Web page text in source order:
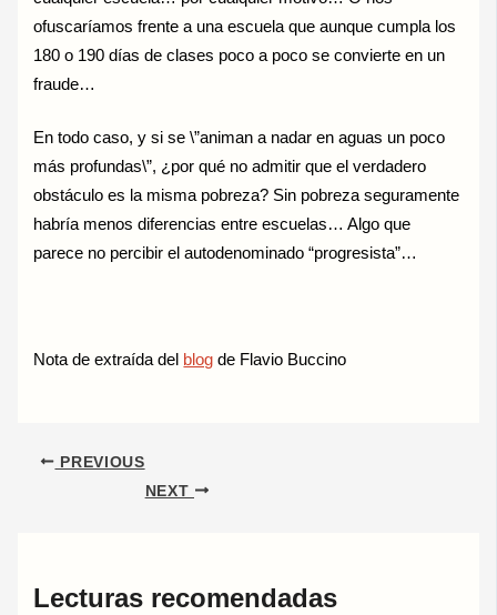
ofuscaríamos frente a una escuela que aunque cumpla los
180 o 190 días de clases poco a poco se convierte en un
fraude…
En todo caso, y si se \”animan a nadar en aguas un poco
más profundas\”, ¿por qué no admitir que el verdadero
obstáculo es la misma pobreza? Sin pobreza seguramente
habría menos diferencias entre escuelas… Algo que
parece no percibir el autodenominado “progresista”…
Nota de extraída del blog de Flavio Buccino
PREVIOUS
NEXT
Lecturas recomendadas